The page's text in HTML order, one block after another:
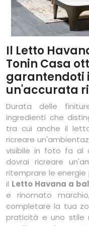
Il Letto
Tonin Casa
garantendoti
un'accurata
Durata delle
ingredienti che
tra cui anche il
ricreare
visibile in foto fa al
dovrai ricreare
ritemprare le
il Letto Havana a
e rinomato
completare la tua
praticità e uno stile